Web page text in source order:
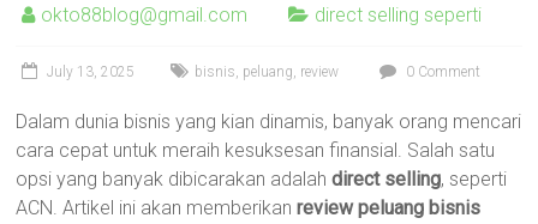
okto88blog@gmail.com direct selling seperti
July 13, 2025 bisnis, peluang, review 0 Comment
Dalam dunia bisnis yang kian dinamis, banyak orang mencari
cara cepat untuk meraih kesuksesan finansial. Salah satu
opsi yang banyak dibicarakan adalahdirect selling, seperti
ACN. Artikel ini akan memberikanreview peluang bisnis